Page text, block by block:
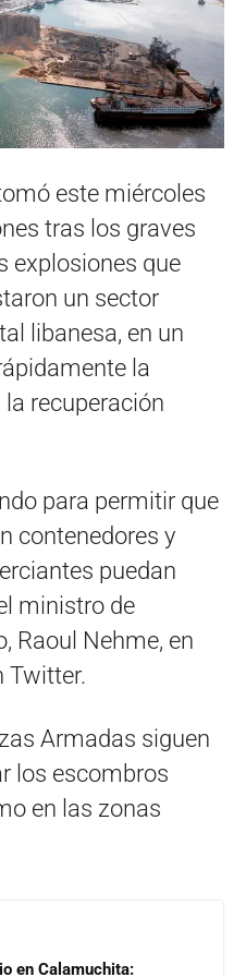
este miércoles
tras los graves
explosiones que
un sector
libanesa, en un
la
recuperación
para permitir que
contenedores y
puedan
ministro de
Raoul Nehme, en
Twitter.
Armadas siguen
los escombros
en las zonas
en Calamuchita: